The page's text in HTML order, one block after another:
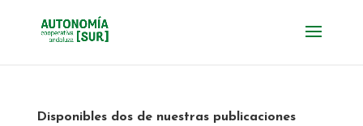
Disponibles dos de nuestras publicaciones